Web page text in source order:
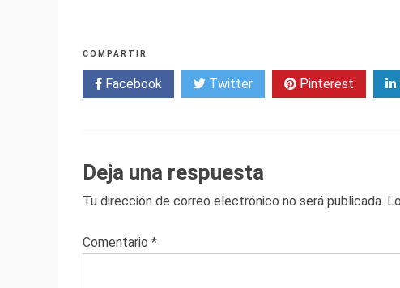
COMPARTIR
Facebook Twitter Pinterest
Deja una respuesta
Tu dirección de correo electrónico no será publicada.
Comentario *